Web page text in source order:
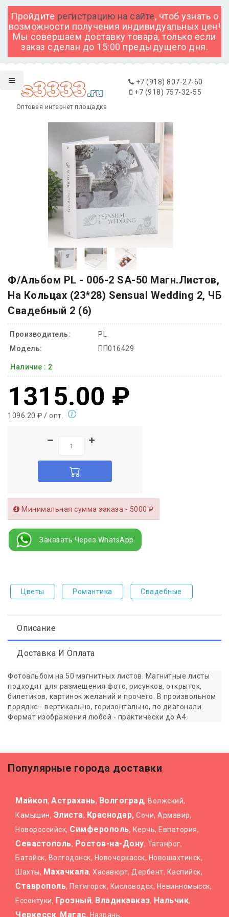
Пройдите регистрацию на сайте, чтоб узнать о
возможности получения индивидуальных цен!
Мы совершаем доставку товара, только если
заказ сделан до 15:00 предыдущего дня.
Оптовая интернет площадка
+7 (918) 807-27-60
+7 (918) 757-32-55
Ф/Альбом PL - 006-2 SA-50 Магн.листов,
На Кольцах (23*28) Sensual Wedding 2, ЧБ
Свадебный 2 (6)
Производитель:
PL
Модель:
ПП016429
Наличие : 2
1315.00 ₽
1096.20 ₽ / опт.
Минимальная сумма заказа - 5000 ₽
Заказать Через WhatsApp
Цветы Романтика Свадебные
Описание
Доставка И Оплата
Фотоальбом на 50 магнитных листов. Магнитные листы
подходят для размещения фото, рисунков, открыток,
билетиков, картинок желаний и прочего. В произвольном
порядке - вертикально, горизонтально, по диагонали.
Формат изображения любой - практически до А4.
Популярные города доставки
Майкоп, Астрахань, Волгоград, Волжский,
Камышин, Элиста, Краснодар, Сочи, Армавир,
Новороссийск, Симферополь, Керчь, Евпатория,
Севастополь, Ростов-на-Дону, Таганрог,
Батайск, Волгодонск, Новочеркасск, Новошахтинск,
Шахты, Махачкала, Хасавюрт, Дербент, Каспийск,
Ставрополь, Пятигорск, Кисловодск, Невинномысск,
Ессентуки, Грозный, Владикавказ, Нальчик,
Черкесск, Магас, Назрань,